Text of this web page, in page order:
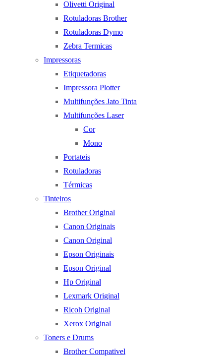
Olivetti Original
Rotuladoras Brother
Rotuladoras Dymo
Zebra Termicas
Impressoras
Etiquetadoras
Impressora Plotter
Multifunções Jato Tinta
Multifunções Laser
Cor
Mono
Portateis
Rotuladoras
Térmicas
Tinteiros
Brother Original
Canon Originais
Canon Original
Epson Originais
Epson Original
Hp Original
Lexmark Original
Ricoh Original
Xerox Original
Toners e Drums
Brother Compativel